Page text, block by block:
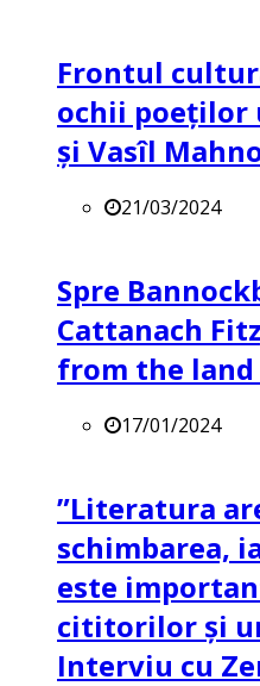
Frontul
ochii poeților
și Vasîl
21/03/2024
Spre
Cattanach
from the
17/01/2024
”Literatura
schimbarea,
este
cititorilor și
Interviu cu